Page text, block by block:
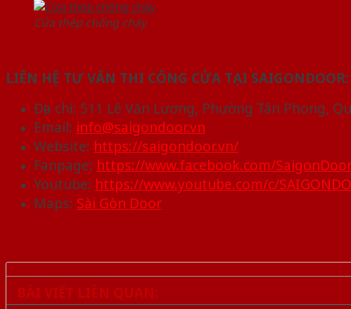
Cửa thép chống cháy
LIÊN HỆ TƯ VẤN THI CÔNG CỬA TẠI SAIGONDOOR:
Địa chỉ: 511 Lê Văn Lương, Phường Tân Phong,
Email: info@saigondoor.vn
Website: https://saigondoor.vn/
Fanpage: https://www.facebook.com/
Youtube: https://www.youtube.com/c/
Maps: Sài Gòn Door
BÀI VIẾT LIÊN QUAN: